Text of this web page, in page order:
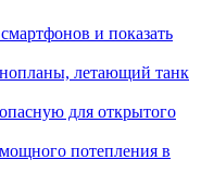
и показать
летающий танк
для открытого
потепления в